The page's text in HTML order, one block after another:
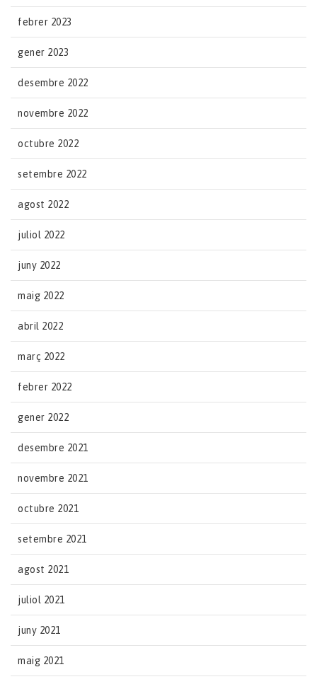
febrer 2023
gener 2023
desembre 2022
novembre 2022
octubre 2022
setembre 2022
agost 2022
juliol 2022
juny 2022
maig 2022
abril 2022
març 2022
febrer 2022
gener 2022
desembre 2021
novembre 2021
octubre 2021
setembre 2021
agost 2021
juliol 2021
juny 2021
maig 2021